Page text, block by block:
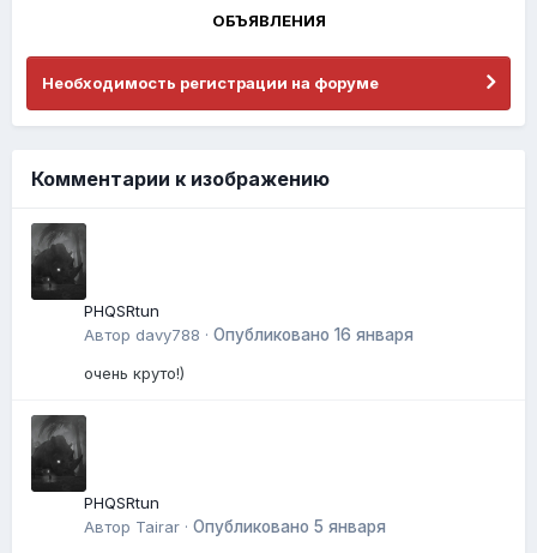
ОБЪЯВЛЕНИЯ
Необходимость регистрации на форуме
Комментарии к изображению
PHQSRtun
Автор davy788 · Опубликовано 16 января
очень круто!)
PHQSRtun
Автор Tairar · Опубликовано 5 января